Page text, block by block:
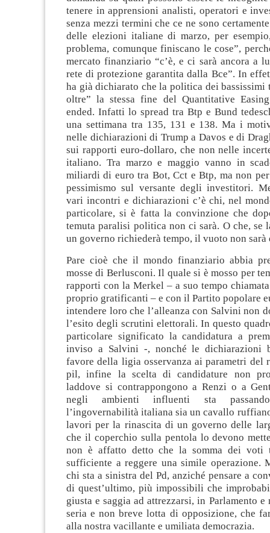
tenere in apprensioni analisti, operatori e
senza mezzi termini che ce ne sono
delle elezioni italiane di marzo, per
problema, comunque finiscano le cose”,
mercato finanziario “c’è, e ci sarà ancora a
rete di protezione garantita dalla Bce”. In
ha già dichiarato che la politica dei bassissimi
oltre” la stessa fine del Quantitative
ended. Infatti lo spread tra Btp e Bund
una settimana tra 135, 131 e 138. Ma i
nelle dichiarazioni di Trump a Davos e di
sui rapporti euro-dollaro, che non nelle
italiano. Tra marzo e maggio vanno in
miliardi di euro tra Bot, Cct e Btp, ma non
pessimismo sul versante degli investitori.
vari incontri e dichiarazioni c’è chi, nel
particolare, si è fatta la convinzione che
temuta paralisi politica non ci sarà. O che, se
un governo richiederà tempo, il vuoto non sarà
Pare cioè che il mondo finanziario abbia
mosse di Berlusconi. Il quale si è mosso per
rapporti con la Merkel – a suo tempo
proprio gratificanti – e con il Partito popolare
intendere loro che l’alleanza con Salvini non
l’esito degli scrutini elettorali. In questo
particolare significato la candidatura a
inviso a Salvini -, nonché le dichiarazioni
favore della ligia osservanza ai parametri del
pil, infine la scelta di candidature non
laddove si contrappongono a Renzi o a
negli ambienti influenti sta
l’ingovernabilità italiana sia un cavallo
lavori per la rinascita di un governo delle
che il coperchio sulla pentola lo devono
non è affatto detto che la somma dei voti
sufficiente a reggere una simile operazione.
chi sta a sinistra del Pd, anziché pensare a
di quest’ultimo, più impossibili che
giusta e saggia ad attrezzarsi, in Parlamento e
seria e non breve lotta di opposizione, che
alla nostra vacillante e umiliata democrazia.